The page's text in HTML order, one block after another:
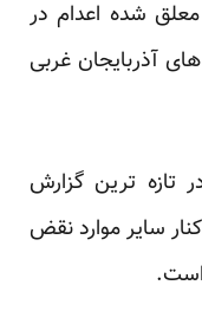
شده اعدام در
آذربایجان غربی
تازه ترین گزارش
سایر موارد نقض
است.